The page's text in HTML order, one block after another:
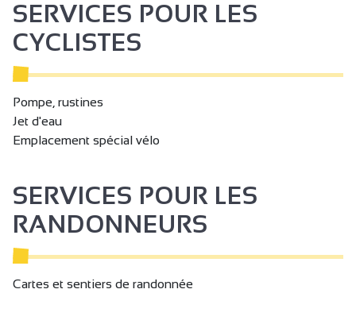
Couette
Draps compris
Chaise bébé
Congélateur
Four
Réfrigérateur
Bouilloire
Machine à café
Cafetière
SERVICES POUR LES
CYCLISTES
Pompe, rustines
Jet d'eau
Emplacement spécial vélo
SERVICES POUR LES
RANDONNEURS
Cartes et sentiers de randonnée